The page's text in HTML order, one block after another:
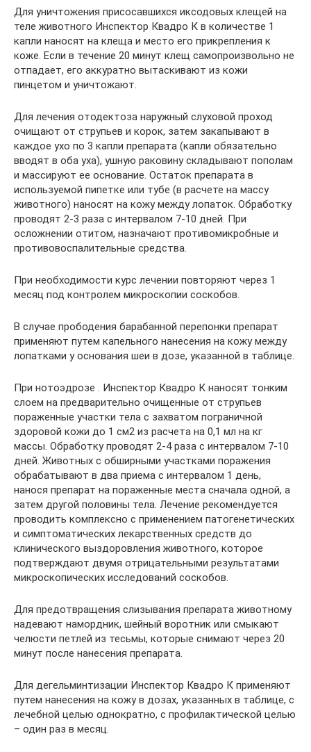
Для уничтожения присосавшихся иксодовых клещей на
теле животного Инспектор Квадро К в количестве 1
капли наносят на клеща и место его прикрепления к
коже. Если в течение 20 минут клещ самопроизвольно не
отпадает, его аккуратно вытаскивают из кожи
пинцетом и уничтожают.
Для лечения отодектоза наружный слуховой проход
очищают от струпьев и корок, затем закапывают в
каждое ухо по 3 капли препарата (капли обязательно
вводят в оба уха), ушную раковину складывают пополам
и массируют ее основание. Остаток препарата в
используемой пипетке или тубе (в расчете на массу
животного) наносят на кожу между лопаток. Обработку
проводят 2-3 раза с интервалом 7-10 дней. При
осложнении отитом, назначают противомикробные и
противовоспалительные средства.
При необходимости курс лечении повторяют через 1
месяц под контролем микроскопии соскобов.
В случае прободения барабанной перепонки препарат
применяют путем капельного нанесения на кожу между
лопатками у основания шеи в дозе, указанной в таблице.
При нотоэдрозе . Инспектор Квадро К наносят тонким
слоем на предварительно очищенные от струпьев
пораженные участки тела с захватом пограничной
здоровой кожи до 1 см2 из расчета на 0,1 мл на кг
массы. Обработку проводят 2-4 раза с интервалом 7-10
дней. Животных с обширными участками поражения
обрабатывают в два приема с интервалом 1 день,
нанося препарат на пораженные места сначала одной, а
затем другой половины тела. Лечение рекомендуется
проводить комплексно с применением патогенетических
и симптоматических лекарственных средств до
клинического выздоровления животного, которое
подтверждают двумя отрицательными результатами
микроскопических исследований соскобов.
Для предотвращения слизывания препарата животному
надевают намордник, шейный воротник или смыкают
челюсти петлей из тесьмы, которые снимают через 20
минут после нанесения препарата.
Для дегельминтизации Инспектор Квадро К применяют
путем нанесения на кожу в дозах, указанных в таблице, с
лечебной целью однократно, с профилактической целью
– один раз в месяц.